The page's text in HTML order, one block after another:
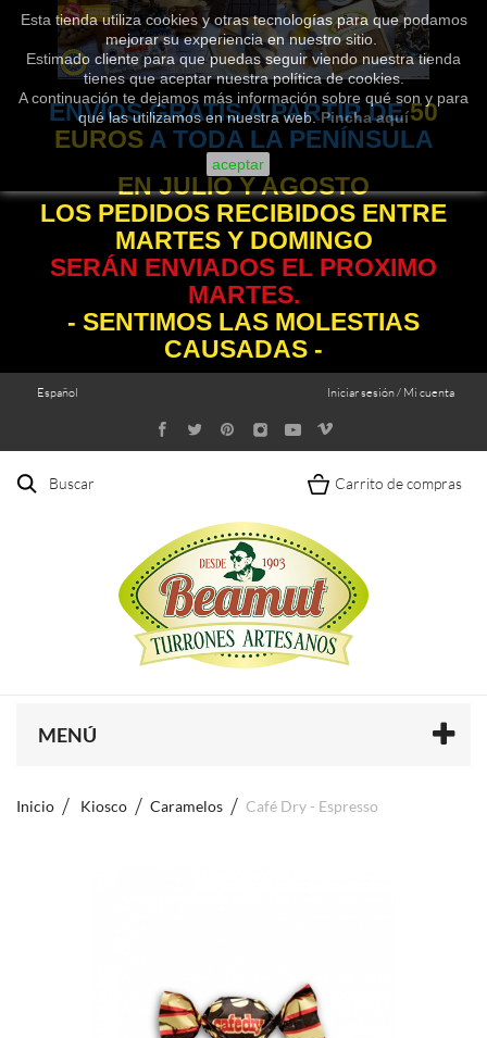
Esta tienda utiliza cookies y otras tecnologías para que podamos
mejorar su experiencia en nuestro sitio.
Estimado cliente para que puedas seguir viendo nuestra tienda
tienes que aceptar nuestra política de cookies.
A continuación te dejamos más información sobre qué son y para
qué las utilizamos en nuestra web.Pincha aquí
aceptar
ENVÍOS GRATIS A PARTIR DE50
EUROSA TODA LA PENÍNSULA
EN JULIO Y AGOSTO
LOS PEDIDOS RECIBIDOS ENTRE
MARTES Y DOMINGO
SERÁN ENVIADOS EL PROXIMO
MARTES.
- SENTIMOS LAS MOLESTIAS
CAUSADAS -
Iniciar sesión / Mi cuenta
Español
Buscar Carrito de compras
MENÚ
Inicio Kiosco Caramelos Café Dry - Espresso